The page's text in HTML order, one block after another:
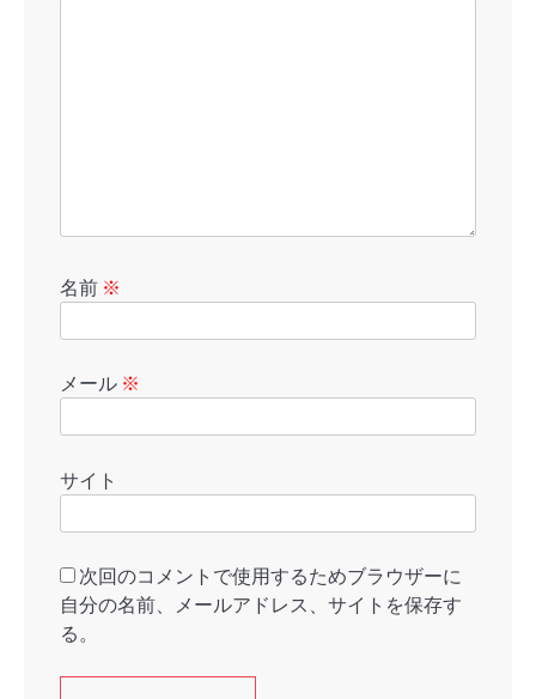
名前 ※
メール ※
サイト
次回のコメントで使用するためブラウザーに
自分の名前、メールアドレス、サイトを保存す
る。